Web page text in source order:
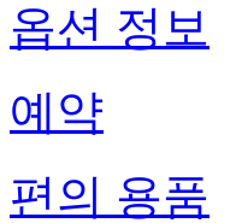
옵션 정보
예약
편의 용품